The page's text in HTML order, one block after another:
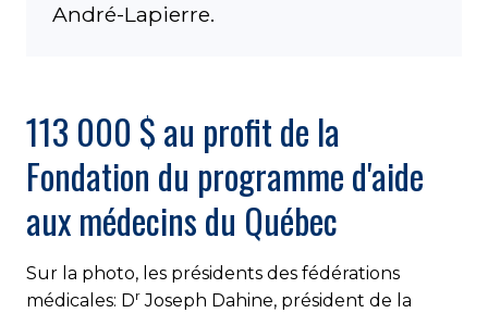
André-Lapierre.
113 000 $ au profit de la
Fondation du programme d'aide
aux médecins du Québec
Sur la photo, les présidents des fédérations
médicales: Dr Joseph Dahine, président de la